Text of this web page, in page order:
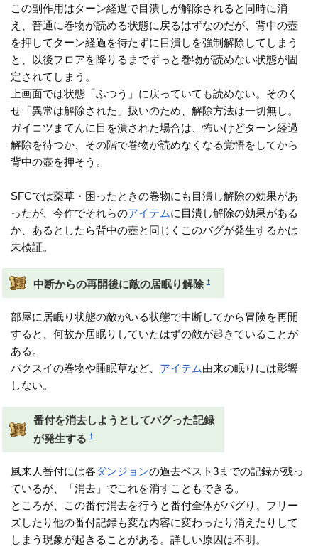
この副作用はターン経過で目潰しが解除されると同時に消
え、普通に巻物が読める状態に戻るはずなのだが、背中の壺
を押してターン経過を待たずに目潰しを強制解除してしまう
と、以後フロアを降りるまでずっと巻物が読めない状態が固
定されてしまう。
上画面では状態「ふつう」に戻っていても読めない。そのく
せ「異常は解除された」扱いのため、解除方法は一切無し。
ガイコツまてんに目を潰された場合は、怖いけどターン経過
解除を待つか、その階で巻物が読めなくなる覚悟をしてから
背中の壺を押そう。
SFCでは薬草・困ったときの巻物にも目潰し解除の効果があ
ったが、今作でそれらのアイテムに目潰し解除の効果がある
か、あるとしたら背中の壺と同じくこのバグが発生するかは
未検証。
中断からの再開後に敵の居眠り解除 †
部屋に居眠り状態の敵がいる状態で中断してから冒険を再開
すると、何故か居眠りしていたはずの敵が起きていることが
ある。
バクスイの巻物や睡眠草など、 アイテム由来の眠りには影響
しない。
番付を消去しようとしてバグった記録
が発生する †
風来人番付には各ダンジョンの過去ベスト3までの記録が残っ
ているが、「消去」でこれを消すこともできる。
ところが、この番付消去を行うと番付全体がバグり、フリー
ズしたり他の番付記録も変な内容に変わったり消えたりして
しまう現象が起きることがある。詳しい原因は不明。